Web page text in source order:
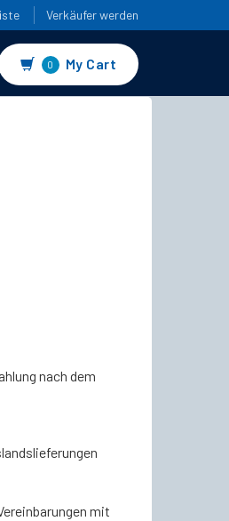
Verkäufer werden
0 My Cart
nach dem
mit